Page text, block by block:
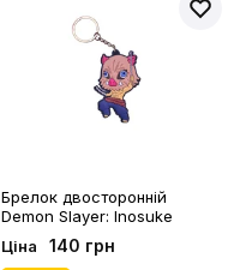
Брелок двосторонній
Demon Slayer: Inosuke
Hashibira, (10118)
Ціна 140 грн